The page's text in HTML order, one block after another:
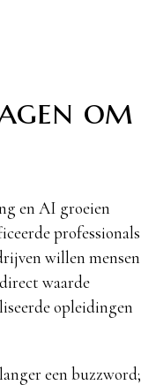
om
en AI groeien
professionals
willen mensen
waarde
opleidingen
een buzzword;